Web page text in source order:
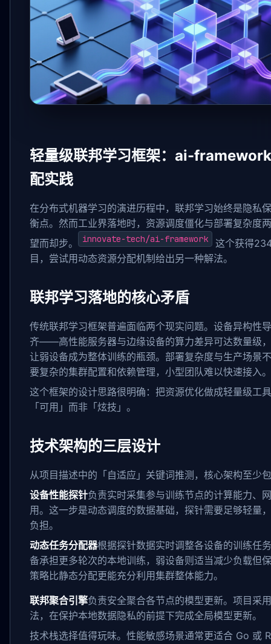
轻量级联邦学习框架：ai-
配实践
在分布式机器学习的演进历程中，联邦学习始终是隐私
衡点。然而工业界落地时，资源调度僵化与部署复杂度
望而却步。
innovate-tech/ai-framework
这个获得
目，尝试用动态资源分配机制给出另一种解法。
联邦学习落地的核心矛盾
传统联邦学习框架普遍面临两个现实问题。设备异构性
齐——高性能服务器与边缘设备的算力差异可达数量级
让弱设备成为整体训练的瓶颈。部署复杂度与生产场景
要复杂的集群配置和依赖管理，小型团队难以快速接入。
这个框架的设计思路很明确：把资源优化做成轻量级工
「可用」而非「炫技」。
技术架构的三层设计
从项目描述中的「自适应」关键词推测，核心架构至少
设备性能探针负责实时采集参与训练节点的计算能力、
用。这一步是动态调度的数据基础，探针需要足够轻量
负担。
动态任务分配器根据探针数据实时调整各设备的训练任
备承担更多轮次的本地训练，弱设备则适当减少负载但
策略比静态分配更能充分利用集群整体能力。
联邦聚合引擎负责安全聚合各节点的模型更新。项目采
法，在保护本地数据隐私的前提下完成全局模型更新。
技术栈选择值得玩味。性能敏感场景通常更适合 Go 或